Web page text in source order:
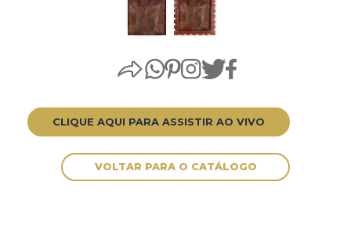
CLIQUE AQUI PARA ASSISTIR AO VIVO